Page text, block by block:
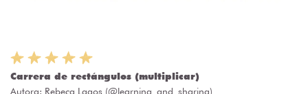
Carrera de rectángulos (multiplicar)
Autora: Rebeca Lagos (@learning_and_sharing)